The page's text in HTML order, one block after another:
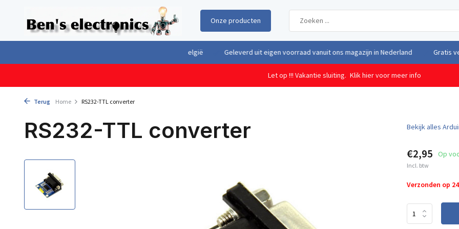
Onze producten
Geleverd uit eigen voorraad vanuit ons magazijn in Nederland Gratis
Let op !!! Vakantie sluiting. Klik hier voor meer info
Terug Home RS232-TTL converter
RS232-TTL converter Bekijk alles
€2,95 Op
Incl. btw
Verzonden op